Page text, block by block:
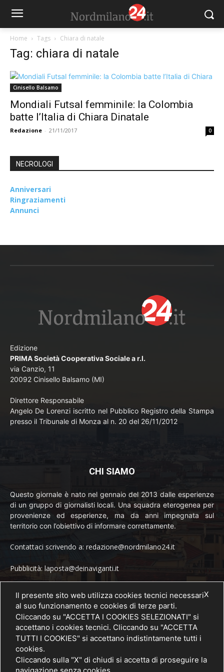
Home Tags Chiara di natale
Tag: chiara di natale
Cinisello Balsamo
Mondiali Futsal femminile: la Colombia
batte l’Italia di Chiara Dinatale
Redazione - 21/11/2017 0
NECROLOGI
Anniversari
Ringraziamenti
Annunci
Edizione
PRIMA Società Cooperativa Sociale a r.l.
via Canzio, 11
20092 Cinisello Balsamo (MI)
Direttore Responsabile
Angelo De Lorenzi iscritto nel Pubblico Registro della Stampa
presso il Tribunale di Monza al n. 20 del 26/11/2012
CHI SIAMO
Questo giornale è nato nel gennaio del 2013 dalle esperienze
di un gruppo di giornalisti locali. Una squadra eterogenea per
provenienze ed esperienze, ma da anni impegnata sul
territorio con l’obiettivo di informare correttamente.
Contattaci scrivendo a: redazione@nordmilano24.it
Pubblicità: laposta@deinaviganti.it
Tel. 389 1492573
SEGUICI
X
Il presente sito web utilizza cookies tecnici necessari
al suo funzionamento e cookies di terze parti.
Cliccando su "ACCETTA I COOKIES SELEZIONATI" si
accettano i cookies tecnici. Cliccando su "ACCETTA
TUTTI I COOKIES" si accettano indistintamente tutti i
cookies.
Cliccando sulla "X" di chiudi si accetta di proseguire la